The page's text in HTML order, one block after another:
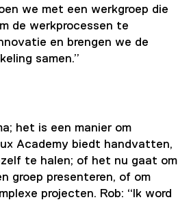
we met een werkgroep die
de werkprocessen te
en brengen we de
samen.”
het is een manier om
Academy biedt handvatten,
te halen; of het nu gaat om
groep presenteren, of om
projecten. Rob: “Ik word